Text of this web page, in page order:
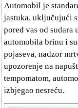
Automobil je
jastuka, uključujući
pored vas od sudara
automobila brinu i
pojaseva, nadzor
upozorenje na
tempomatom,
izbjegao nesreću.